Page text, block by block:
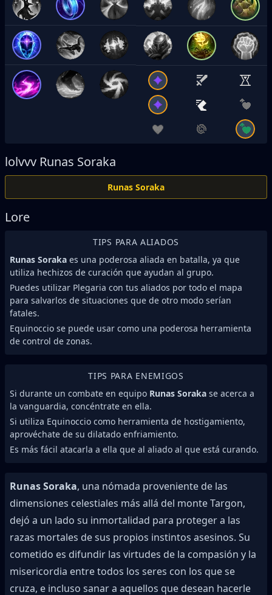
lolvvv Runas Soraka
Runas Soraka
Lore
TIPS PARA ALIADOS
Runas Soraka es una poderosa aliada en batalla, ya que
utiliza hechizos de curación que ayudan al grupo.
Puedes utilizar Plegaria con tus aliados por todo el mapa
para salvarlos de situaciones que de otro modo serían
fatales.
Equinoccio se puede usar como una poderosa herramienta
de control de zonas.
TIPS PARA ENEMIGOS
Si durante un combate en equipo Runas Soraka se acerca a
la vanguardia, concéntrate en ella.
Si utiliza Equinoccio como herramienta de hostigamiento,
aprovéchate de su dilatado enfriamiento.
Es más fácil atacarla a ella que al aliado al que está curando.
Runas Soraka, una nómada proveniente de las
dimensiones celestiales más allá del monte Targon,
dejó a un lado su inmortalidad para proteger a las
razas mortales de sus propios instintos asesinos. Su
cometido es difundir las virtudes de la compasión y la
misericordia entre todos los seres con los que se
cruza, e incluso sanar a aquellos que desean hacerle